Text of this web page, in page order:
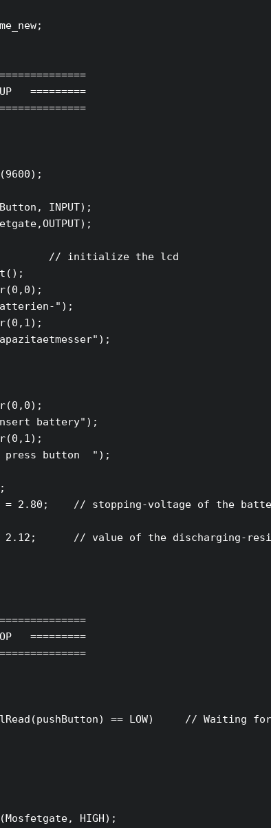
=========
INPUT);
// initialize the lcd
");
battery");
press button  ");
= 2.80;    // stopping-voltage of the
2.12;      // value of the discharging-
=========
== LOW)     // Waiting
HIGH);